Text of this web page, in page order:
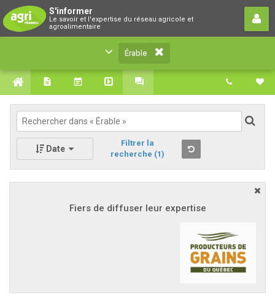
S'informer
Le savoir et l'expertise du réseau agricole et
agroalimentaire
Le savoir et l'expertise du réseau agricole et
agroalimentaire
Érable
Date
Filtrer la
recherche (1)
Fiers de diffuser leur expertise